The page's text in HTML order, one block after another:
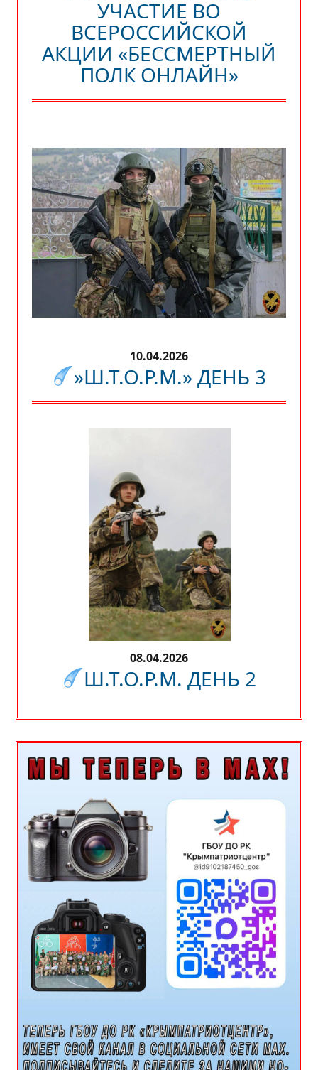
УЧАСТИЕ ВО
ВСЕРОССИЙСКОЙ
АКЦИИ «БЕССМЕРТНЫЙ
ПОЛК ОНЛАЙН»
10.04.2026
»Ш.Т.О.Р.М.» ДЕНЬ 3
08.04.2026
Ш.Т.О.Р.М. ДЕНЬ 2